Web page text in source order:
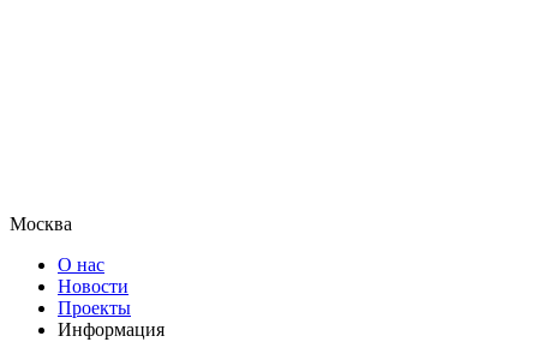
Москва
О нас
Новости
Проекты
Информация